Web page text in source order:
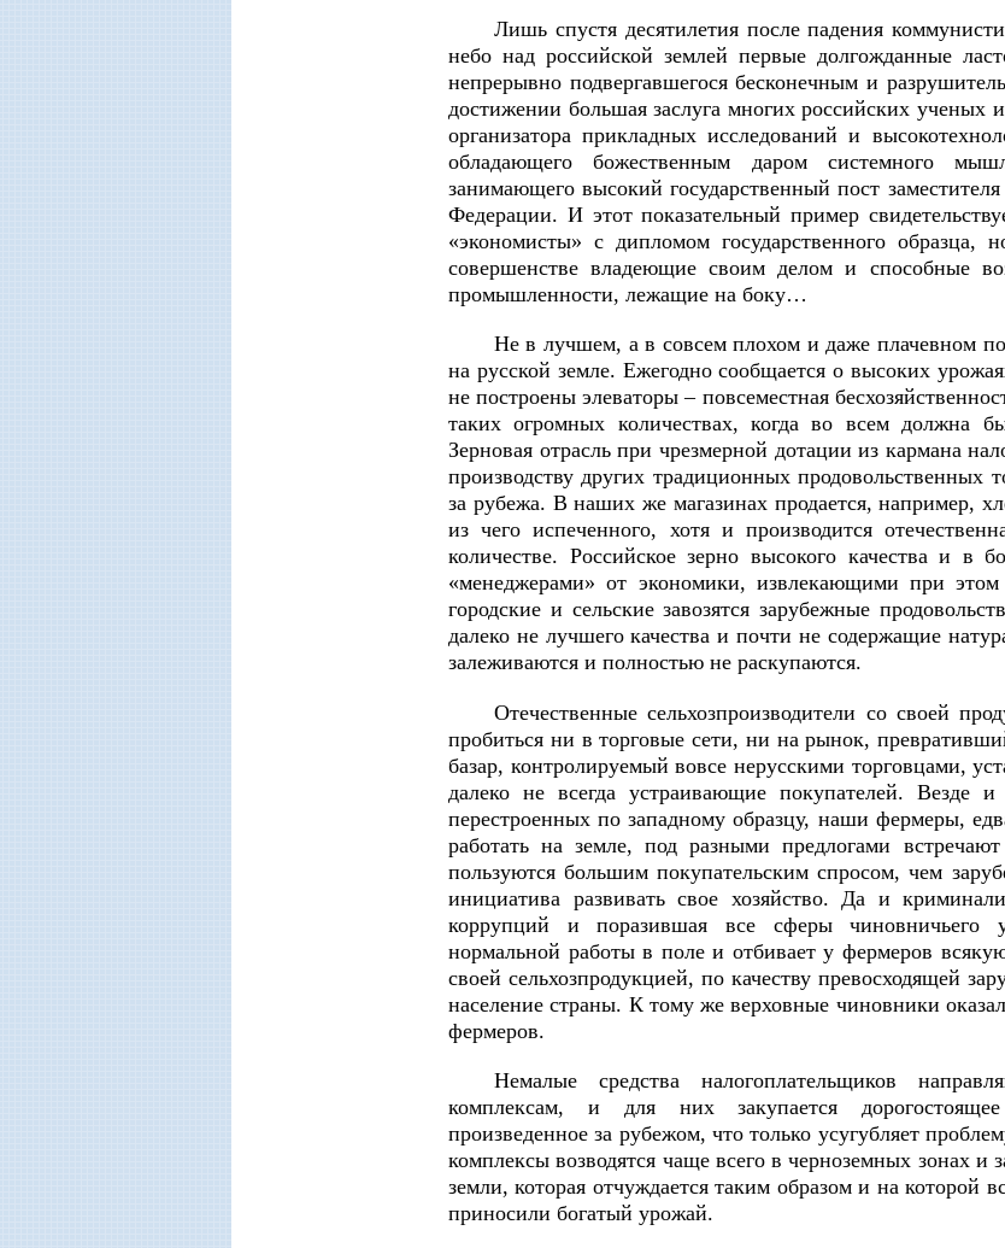
Лишь спустя десятилетия после падения
небо над российской землей первые долгожданные
непрерывно подвергавшегося бесконечным и
достижении большая заслуга многих российских ученых
организатора прикладных исследований и
обладающего божественным даром системного
занимающего высокий государственный пост заместителя
Федерации. И этот показательный пример
«экономисты» с дипломом государственного образца,
совершенстве владеющие своим делом и способные
промышленности, лежащие на боку…
Не в лучшем, а в совсем плохом и даже плачевном
на русской земле. Ежегодно сообщается о высоких
не построены элеваторы – повсеместная
таких огромных количествах, когда во всем должна
Зерновая отрасль при чрезмерной дотации из кармана
производству других традиционных продовольственных
за рубежа. В наших же магазинах продается, например,
из чего испеченного, хотя и производится
количестве. Российское зерно высокого качества и в
«менеджерами» от экономики, извлекающими при
городские и сельские завозятся зарубежные
далеко не лучшего качества и почти не содержащие
залеживаются и полностью не раскупаются.
Отечественные сельхозпроизводители со своей
пробиться ни в торговые сети, ни на рынок,
базар, контролируемый вовсе нерусскими торговцами,
далеко не всегда устраивающие покупателей. Везде
перестроенных по западному образцу, наши фермеры,
работать на земле, под разными предлогами
пользуются большим покупательским спросом, чем
инициатива развивать свое хозяйство. Да и
коррупций и поразившая все сферы чиновничьего
нормальной работы в поле и отбивает у фермеров
своей сельхозпродукцией, по качеству превосходящей
население страны. К тому же верховные чиновники
фермеров.
Немалые средства налогоплательщиков
комплексам, и для них закупается дорогостоящее
произведенное за рубежом, что только усугубляет
комплексы возводятся чаще всего в черноземных зонах
земли, которая отчуждается таким образом и на которой
приносили богатый урожай.